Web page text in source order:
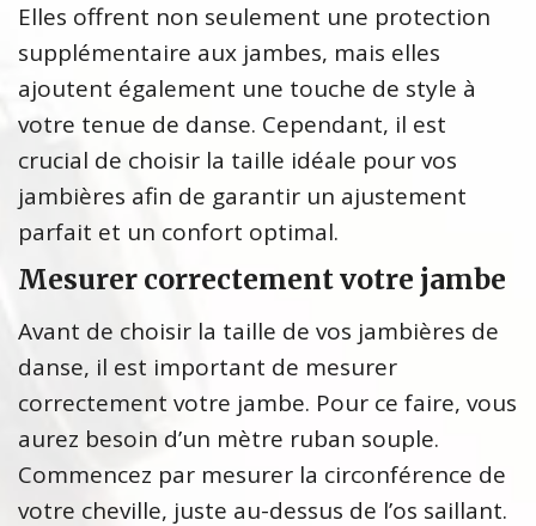
Elles offrent non seulement une protection
supplémentaire aux jambes, mais elles
ajoutent également une touche de style à
votre tenue de danse. Cependant, il est
crucial de choisir la taille idéale pour vos
jambières afin de garantir un ajustement
parfait et un confort optimal.
Mesurer correctement votre jambe
Avant de choisir la taille de vos jambières de
danse, il est important de mesurer
correctement votre jambe. Pour ce faire, vous
aurez besoin d’un mètre ruban souple.
Commencez par mesurer la circonférence de
votre cheville, juste au-dessus de l’os saillant.